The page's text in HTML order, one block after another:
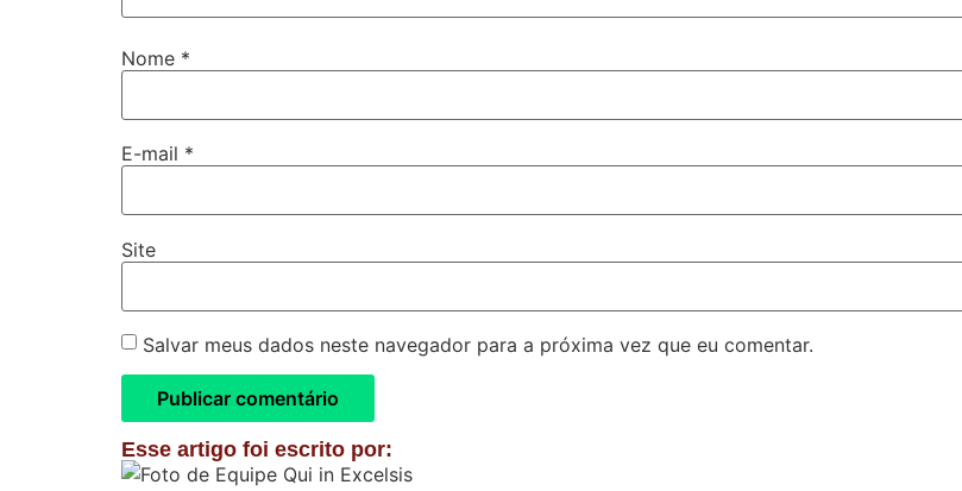
Nome *
E-mail *
Site
Salvar meus dados neste navegador para a próxima vez que eu comentar.
Esse artigo foi escrito por: